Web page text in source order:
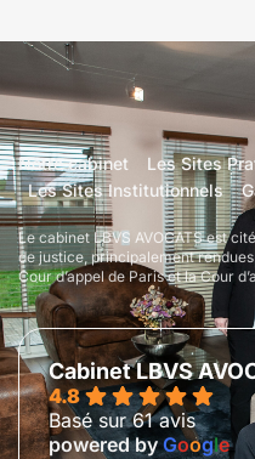
Notre cabinet
Les Sites
Les Sites Institutionnels
Le cabinet LBVS AVOCATS est
de justice, principalement
Cour d’appel de Paris et la Cour
Cabinet LBVS
4.8
Basé sur 61 avis
powered byGoogle